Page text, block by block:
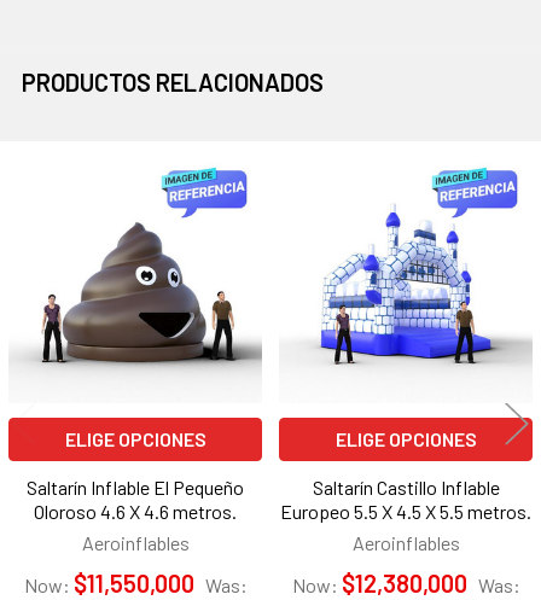
PRODUCTOS RELACIONADOS
relacionados
ELIGE OPCIONES
Saltarín Inflable El Pequeño
Oloroso 4.6 X 4.6 metros.
Aeroinflables
Now: $11,550,000 Was:
ELIGE OPCIONES
Saltarín Castillo Inflable
Europeo 5.5 X 4.5 X 5.5 metros.
Aeroinflables
Now: $12,380,000 Was: